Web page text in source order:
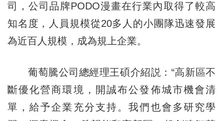
司，公司品牌PODO漫畫在行業內取得了較高
知名度，人員規模從20多人的小團隊迅速發展
為近百人規模，成為規上企業。
葡萄騰公司總經理王碩介紹説：“高新區不
斷優化營商環境，開誠布公發佈城市機會清
單，給予企業充分支持。我們也會多研究學